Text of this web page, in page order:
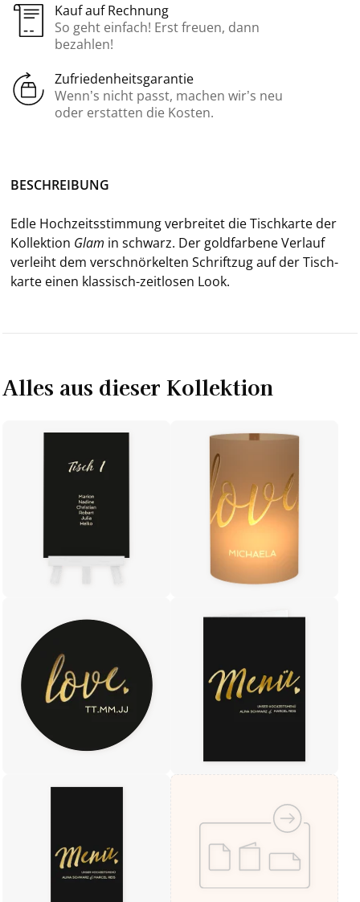
Kauf auf Rechnung
So geht einfach! Erst freuen, dann
bezahlen!
Zufriedenheitsgarantie
Wenn’s nicht passt, machen wir’s neu
oder erstatten die Kosten.
BE­SCHREI­BUNG
Edle Hoch­zeits­stim­mung ver­brei­tet die Tisch­kar­te der
Kol­lek­ti­on Glam in schwarz. Der gold­far­be­ne Ver­lauf
ver­leiht dem ver­schnör­kel­ten Schrift­zug auf der Tisch­
kar­te einen klassisch-​zeitlosen Look.
Alles aus dieser Kollektion